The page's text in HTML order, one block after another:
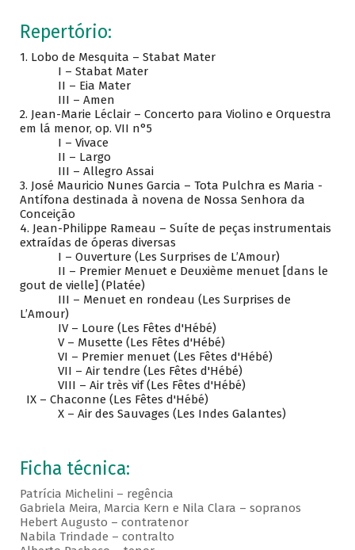
Repertório:
1. Lobo de Mesquita – Stabat Mater
I – Stabat Mater
II – Eia Mater
III – Amen
2. Jean-Marie Léclair – Concerto para Violino e Orquestra
em lá menor, op. VII n°5
I – Vivace
II – Largo
III – Allegro Assai
3. José Mauricio Nunes Garcia – Tota Pulchra es Maria -
Antífona destinada à novena de Nossa Senhora da
Conceição
4. Jean-Philippe Rameau – Suíte de peças instrumentais
extraídas de óperas diversas
I – Ouverture (Les Surprises de L’Amour)
II – Premier Menuet e Deuxième menuet [dans le
gout de vielle] (Platée)
III – Menuet en rondeau (Les Surprises de
L’Amour)
IV – Loure (Les Fêtes d'Hébé)
V – Musette (Les Fêtes d'Hébé)
VI – Premier menuet (Les Fêtes d'Hébé)
VII – Air tendre (Les Fêtes d'Hébé)
VIII – Air très vif (Les Fêtes d'Hébé)
IX – Chaconne (Les Fêtes d'Hébé)
X – Air des Sauvages (Les Indes Galantes)
Ficha técnica:
Patrícia Michelini – regência
Gabriela Meira, Marcia Kern e Nila Clara – sopranos
Hebert Augusto – contratenor
Nabila Trindade – contralto